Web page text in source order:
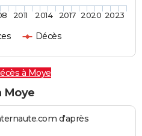
Décès
2011 2014 2017 2020 2023
à Moye
Moye
d'après